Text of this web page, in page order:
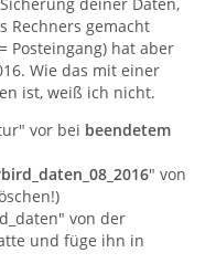
Rechners gemacht
Posteingang) hat aber
Wie das mit einer
ist, weiß ich nicht.
vor bei beendetem
_08_2016" von
von der
und füge ihn in